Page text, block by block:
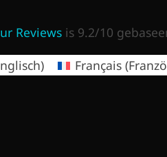
Reviewsis 9.2/10
) Français(